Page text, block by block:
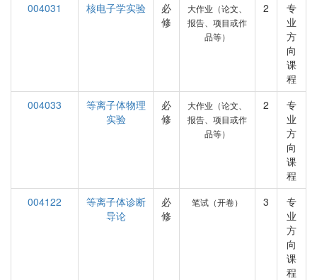
004031
核电子学实验
必
修
大作业（论文、
报告、项目或作
品等）
2
专
业
方
向
课
程
004033
等离子体物理
实验
必
修
大作业（论文、
报告、项目或作
品等）
2
专
业
方
向
课
程
004122
等离子体诊断
导论
必
修
笔试（开卷） 3
专
业
方
向
课
程